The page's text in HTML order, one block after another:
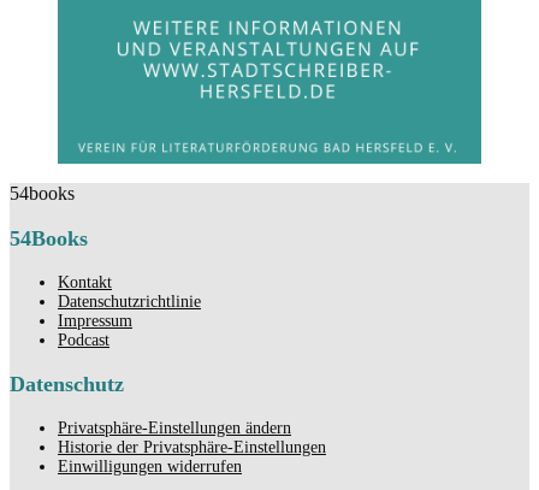
54books
54Books
Kontakt
Datenschutzrichtlinie
Impressum
Podcast
Datenschutz
Privatsphäre-Einstellungen ändern
Historie der Privatsphäre-Einstellungen
Einwilligungen widerrufen